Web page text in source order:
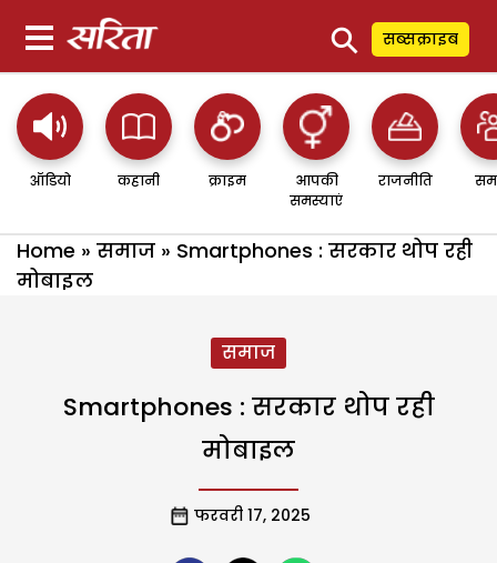
⚲ सब्सक्राइब
ऑडियो कहानी क्राइम
आपकी
समस्याएं
राजनीति
Home » समाज » Smartphones : सरकार थोप रही
मोबाइल
समाज
Smartphones : सरकार थोप रही
मोबाइल
फरवरी 17, 2025